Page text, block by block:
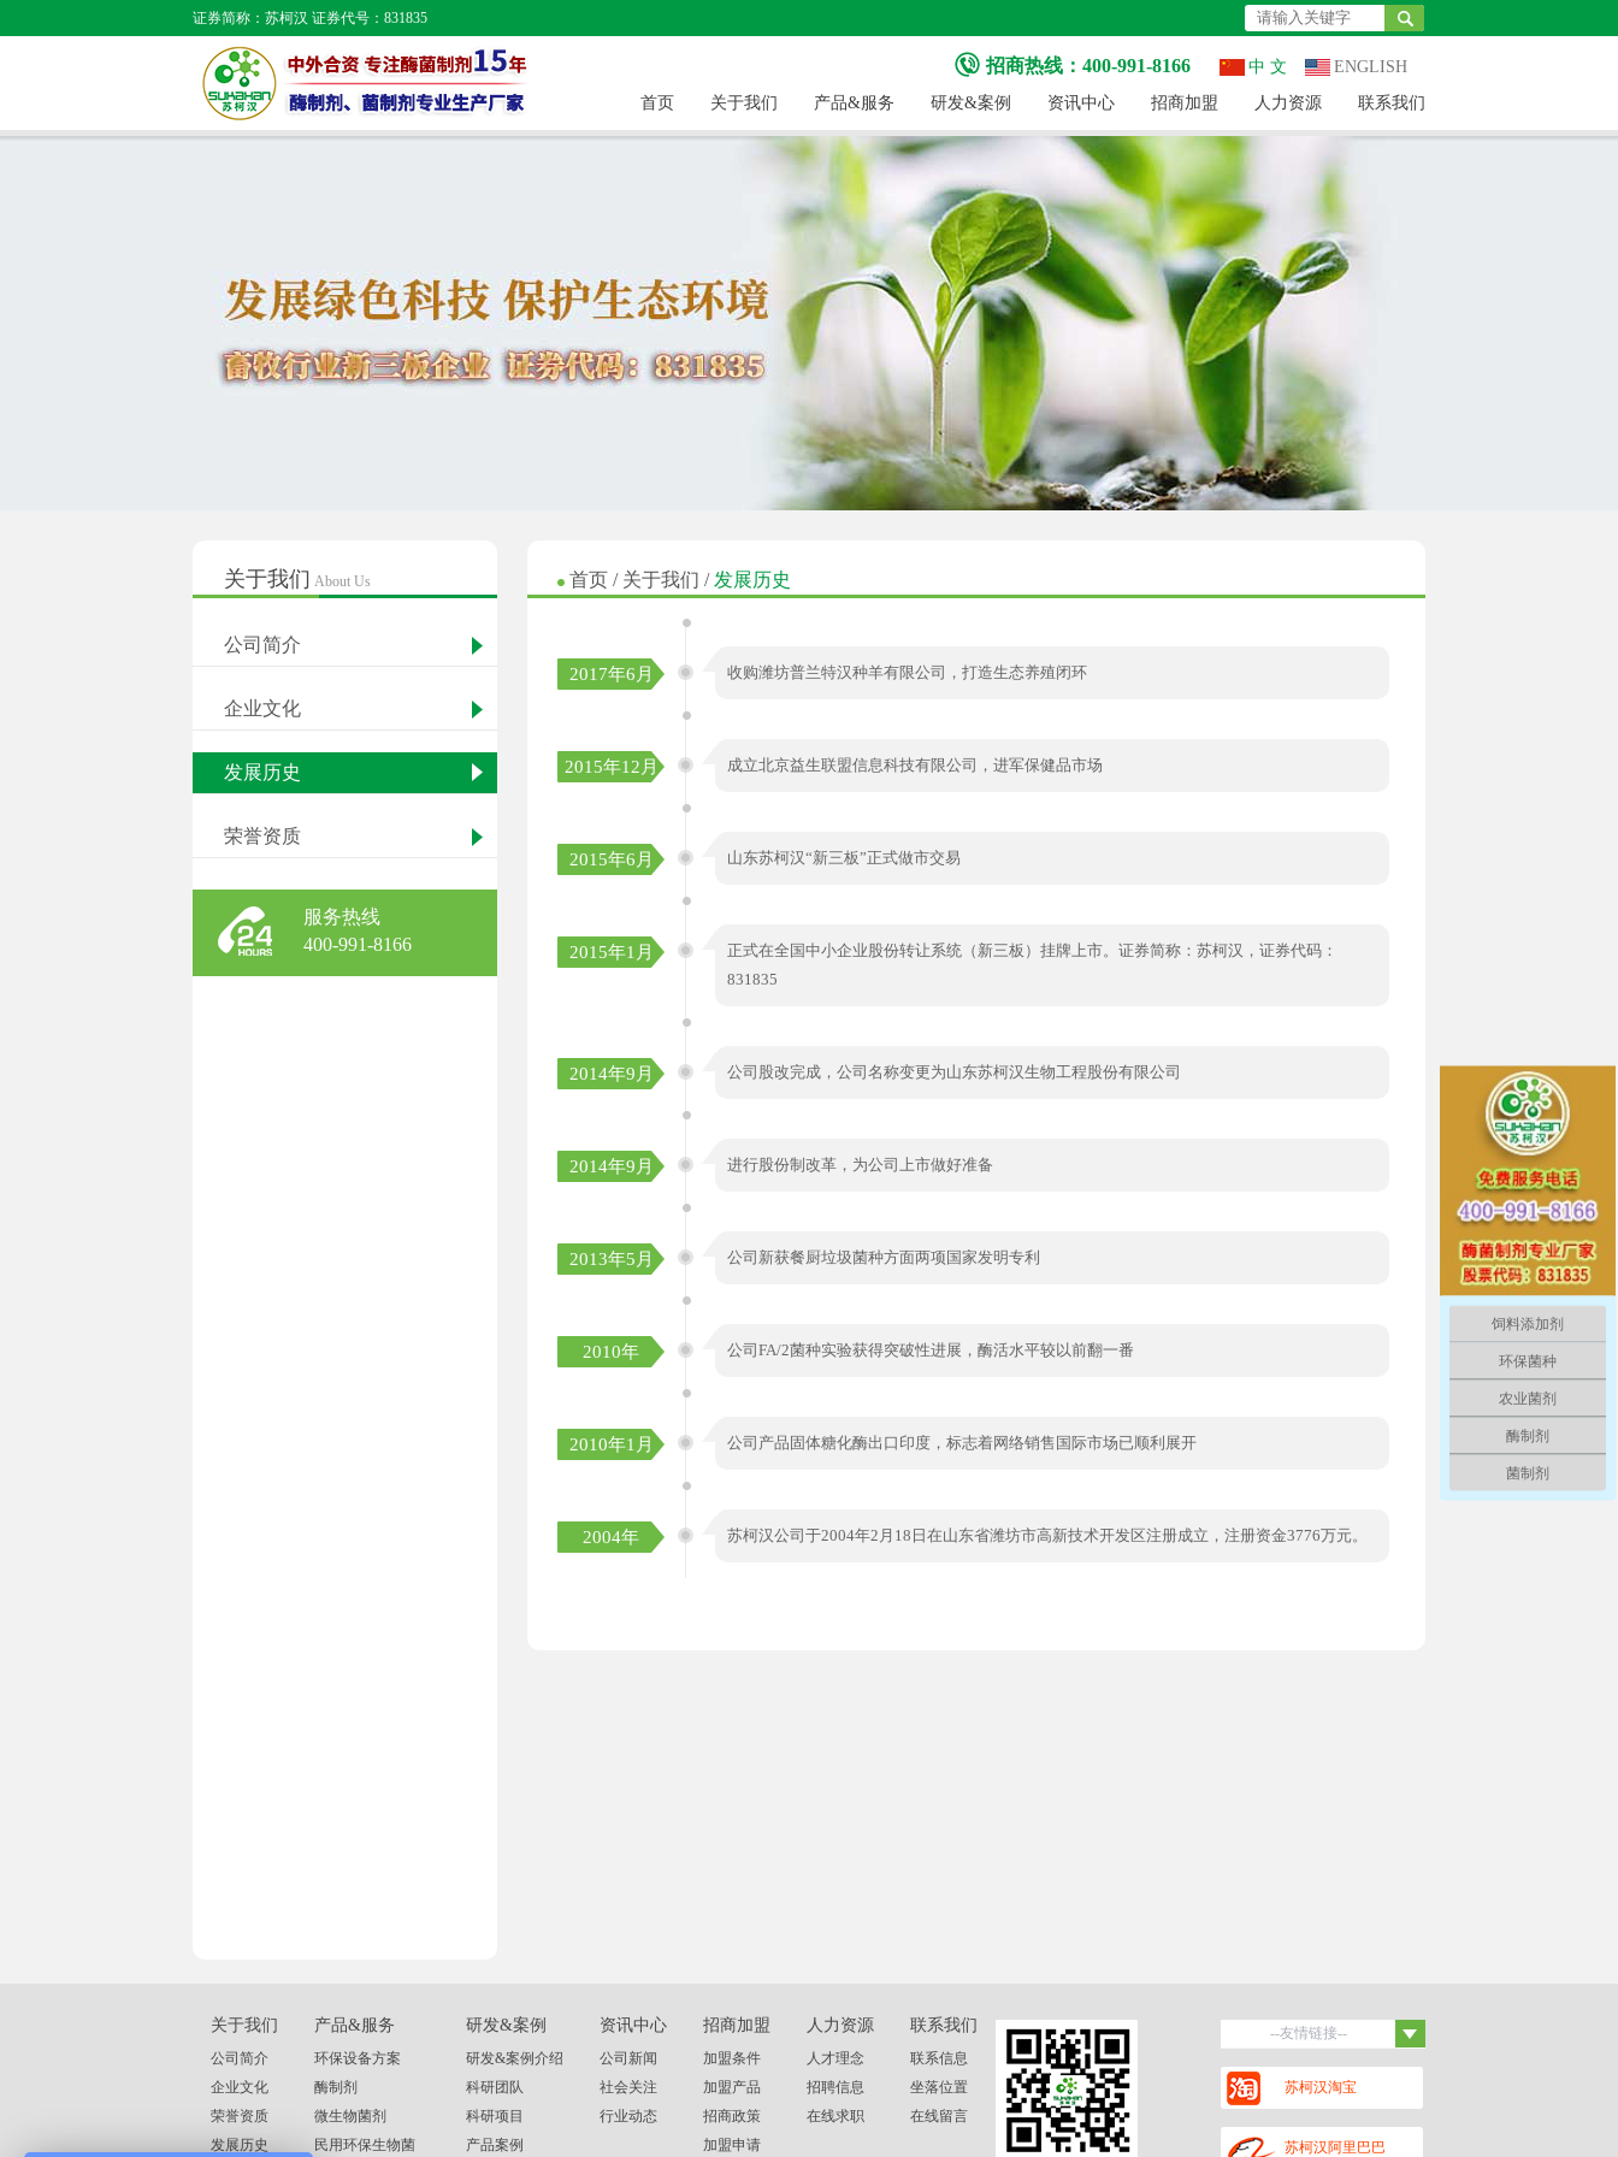
证券简称：苏柯汉 证券代号：831835
招商热线：400-991-8166 中 文
ENGLISH
首页
关于我们 产品&服务 研发&案例 资讯中心 招商加盟 人力资源 联系我们
关于我们 About Us
公司简介
企业文化
发展历史
荣誉资质
服务热线
400-991-8166
首页 / 关于我们 / 发展历史
2017年6月 收购潍坊普兰特汉种羊有限公司，打造生态养殖闭环
2015年12月 成立北京益生联盟信息科技有限公司，进军保健品市场
2015年6月 山东苏柯汉“新三板”正式做市交易
2015年1月
正式在全国中小企业股份转让系统（新三板）挂牌上市。证券简称：苏柯汉，证券代码：
831835
2014年9月 公司股改完成，公司名称变更为山东苏柯汉生物工程股份有限公司
2014年9月 进行股份制改革，为公司上市做好准备
2013年5月 公司新获餐厨垃圾菌种方面两项国家发明专利
2010年 公司FA/2菌种实验获得突破性进展，酶活水平较以前翻一番
2010年1月 公司产品固体糖化酶出口印度，标志着网络销售国际市场已顺利展开
2004年 苏柯汉公司于2004年2月18日在山东省潍坊市高新技术开发区注册成立，注册资金3776万元。
关于我们
公司简介
企业文化
荣誉资质
发展历史
产品&服务
环保设备方案
酶制剂
微生物菌剂
民用环保生物菌
研发&案例
研发&案例介绍
科研团队
科研项目
产品案例
资讯中心
公司新闻
社会关注
行业动态
招商加盟
加盟条件
加盟产品
招商政策
加盟申请
人力资源
人才理念
招聘信息
在线求职
联系我们
联系信息
坐落位置
在线留言
--友情链接--
保罗蒂姆汉
潍坊招聘网
苏柯汉淘宝
苏柯汉阿里巴巴
饲料添加剂
环保菌种
农业菌剂
酶制剂
菌制剂